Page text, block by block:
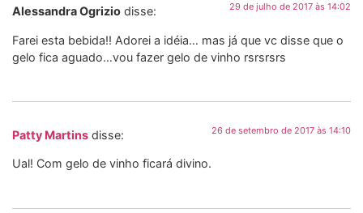
Alessandra Ogrizio disse: 29 de julho de 2017 às 14:02
Farei esta bebida!! Adorei a idéia… mas já que vc disse que o
gelo fica aguado…vou fazer gelo de vinho rsrsrsrs
Patty Martins disse: 26 de setembro de 2017 às 14:10
Ual! Com gelo de vinho ficará divino.